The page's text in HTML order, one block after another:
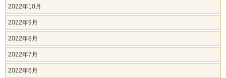
2022年10月
2022年9月
2022年8月
2022年7月
2022年6月